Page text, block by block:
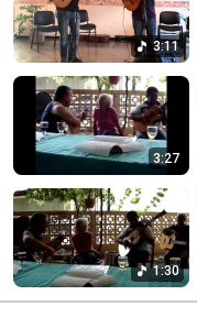
3:11
3:27
1:30